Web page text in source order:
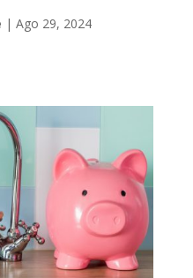
| Ago 29, 2024